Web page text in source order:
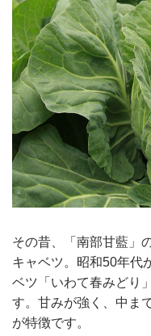
その昔、「南部甘藍」
キャベツ。昭和50年代
ベツ「いわて春みどり
す。甘みが強く、中ま
が特徴です。